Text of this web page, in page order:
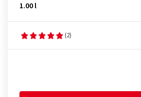
1.00 l
(2)